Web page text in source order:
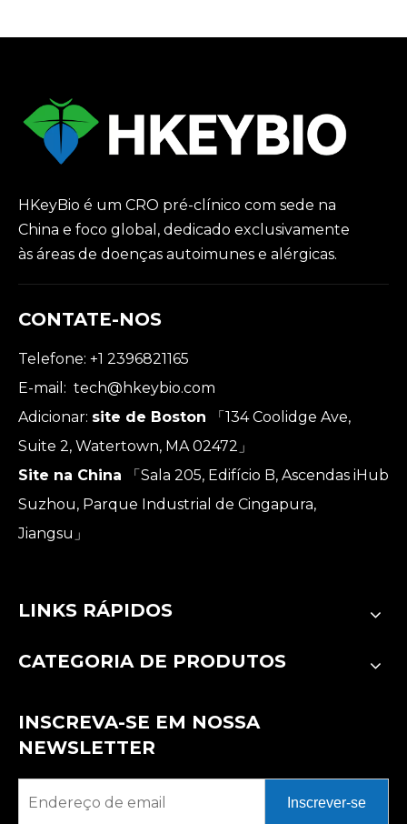
HKeyBio é um CRO pré-clínico com sede na
China e foco global, dedicado exclusivamente
às áreas de doenças autoimunes e alérgicas.
CONTATE-NOS
Telefone: +1 2396821165
E-mail: tech@hkeybio.com
Adicionar: site de Boston
「134 Coolidge Ave,
Suite 2, Watertown, MA 02472」
Site na China
「Sala 205, Edifício B, Ascendas iHub
Suzhou, Parque Industrial de Cingapura,
Jiangsu」
LINKS RÁPIDOS
CATEGORIA DE PRODUTOS
INSCREVA-SE EM NOSSA
NEWSLETTER
Inscrever-se